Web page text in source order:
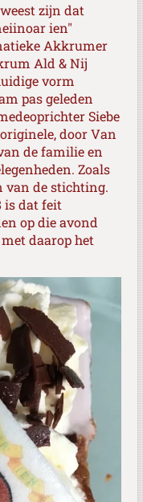
zijn dat
ien"
Akkrumer
Ald & Nij
vorm
pas geleden
Siebe
door Van
de familie en
Zoals
van de stichting.
is dat feit
op die avond
daarop het